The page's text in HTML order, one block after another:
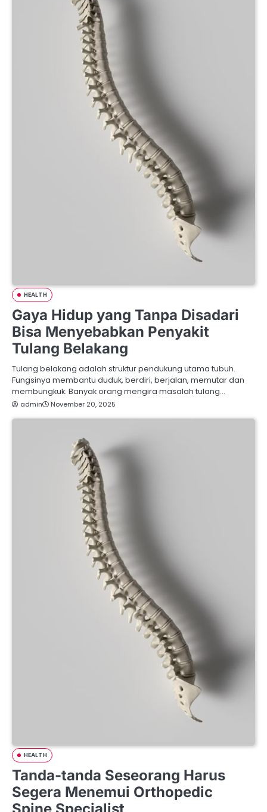
HEALTH
Gaya Hidup yang Tanpa Disadari
Bisa Menyebabkan Penyakit
Tulang Belakang
Tulang belakang adalah struktur pendukung utama tubuh.
Fungsinya membantu duduk, berdiri, berjalan, memutar dan
membungkuk. Banyak orang mengira masalah tulang…
admin November 20, 2025
HEALTH
Tanda-tanda Seseorang Harus
Segera Menemui Orthopedic
Spine Specialist